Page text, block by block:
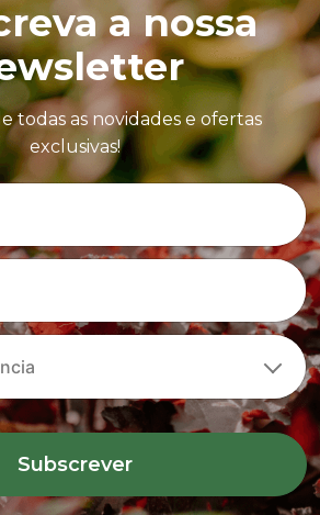
a nossa
todas as novidades e ofertas
exclusivas!
Subscrever